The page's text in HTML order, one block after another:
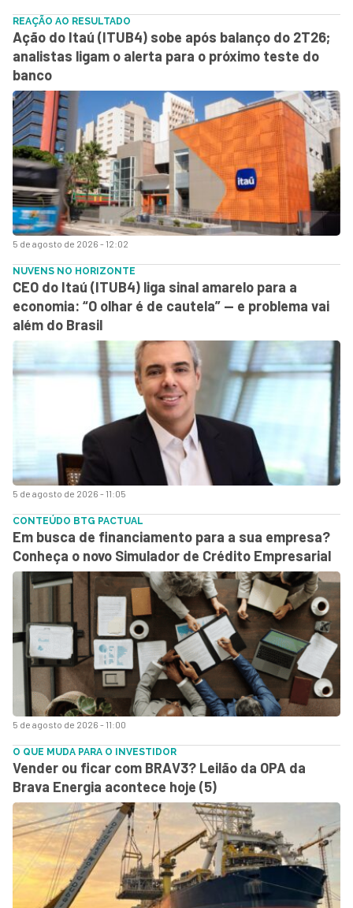
5 de agosto de 2026 - 12:02
REAÇÃO AO RESULTADO
Ação do Itaú (ITUB4) sobe após balanço do 2T26;
analistas ligam o alerta para o próximo teste do
banco
5 de agosto de 2026 - 11:05
NUVENS NO HORIZONTE
CEO do Itaú (ITUB4) liga sinal amarelo para a
economia: “O olhar é de cautela” — e problema vai
além do Brasil
5 de agosto de 2026 - 11:00
CONTEÚDO BTG PACTUAL
Em busca de financiamento para a sua empresa?
Conheça o novo Simulador de Crédito Empresarial
O QUE MUDA PARA O INVESTIDOR
Vender ou ficar com BRAV3? Leilão da OPA da
Brava Energia acontece hoje (5)